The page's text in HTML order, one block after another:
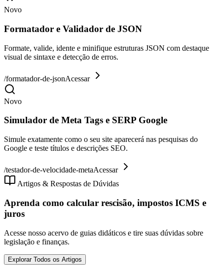
Novo
Formatador e Validador de JSON
Formate, valide, idente e minifique estruturas JSON com destaque
visual de sintaxe e detecção de erros.
/formatador-de-jsonAcessar
Novo
Simulador de Meta Tags e SERP Google
Simule exatamente como o seu site aparecerá nas pesquisas do
Google e teste títulos e descrições SEO.
/testador-de-velocidade-metaAcessar
Artigos & Respostas de Dúvidas
Aprenda como calcular rescisão, impostos ICMS e
juros
Acesse nosso acervo de guias didáticos e tire suas dúvidas sobre
legislação e finanças.
Explorar Todos os Artigos